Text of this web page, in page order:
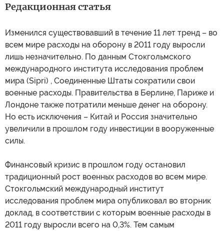
Редакционная статья
Изменился существовавший в течение 11 лет тренд – во
всем мире расходы на оборону в 2011 году выросли
лишь незначительно. По данным Стокгольмского
международного института исследования проблем
мира (Sipri) , Соединенные Штаты сократили свои
военные расходы. Правительства в Берлине, Париже и
Лондоне также потратили меньше денег на оборону.
Но есть исключения – Китай и Россия значительно
увеличили в прошлом году инвестиции в вооруженные
силы.
Финансовый кризис в прошлом году остановил
традиционный рост военных расходов во всем мире.
Стокгольмский международный институт
исследования проблем мира опубликовал во вторник
доклад, в соответствии с которым военные расходы в
2011 году выросли всего на 0,3%. Тем самым